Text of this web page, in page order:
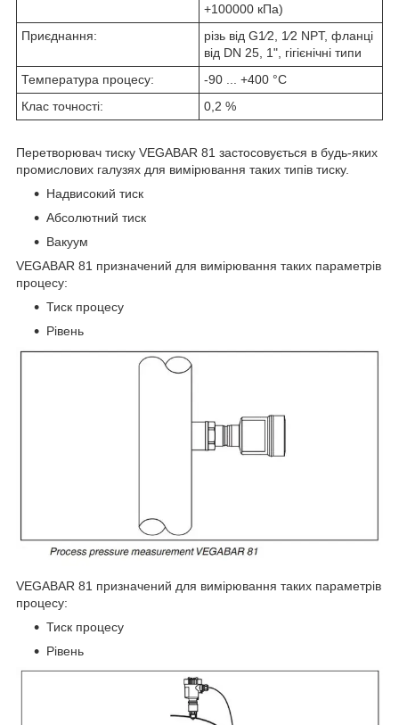
+100000 кПа)
Приєднання:
різь від G1⁄2, 1⁄2 NPT, фланці
від DN 25, 1", гігієнічні типи
Температура процесу:
-90 ... +400 °С
Клас точності:
0,2 %
Перетворювач тиску VEGABAR 81 застосовується в будь-яких
промислових галузях для вимірювання таких типів тиску.
Надвисокий тиск
Абсолютний тиск
Вакуум
VEGABAR 81 призначений для вимірювання таких параметрів
процесу:
Тиск процесу
Рівень
VEGABAR 81 призначений для вимірювання таких параметрів
процесу:
Тиск процесу
Рівень